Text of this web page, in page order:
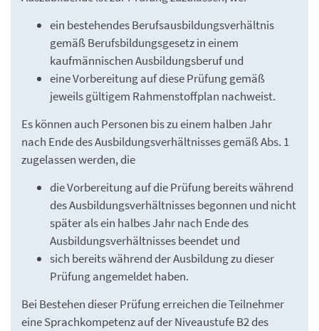
ein bestehendes Berufsausbildungsverhältnis
gemäß Berufsbildungsgesetz in einem
kaufmännischen Ausbildungsberuf und
eine Vorbereitung auf diese Prüfung gemäß
jeweils gültigem Rahmenstoffplan nachweist.
Es können auch Personen bis zu einem halben Jahr
nach Ende des Ausbildungsverhältnisses gemäß Abs. 1
zugelassen werden, die
die Vorbereitung auf die Prüfung bereits während
des Ausbildungsverhältnisses begonnen und nicht
später als ein halbes Jahr nach Ende des
Ausbildungsverhältnisses beendet und
sich bereits während der Ausbildung zu dieser
Prüfung angemeldet haben.
Bei Bestehen dieser Prüfung erreichen die Teilnehmer
eine Sprachkompetenz auf der Niveaustufe B2 des